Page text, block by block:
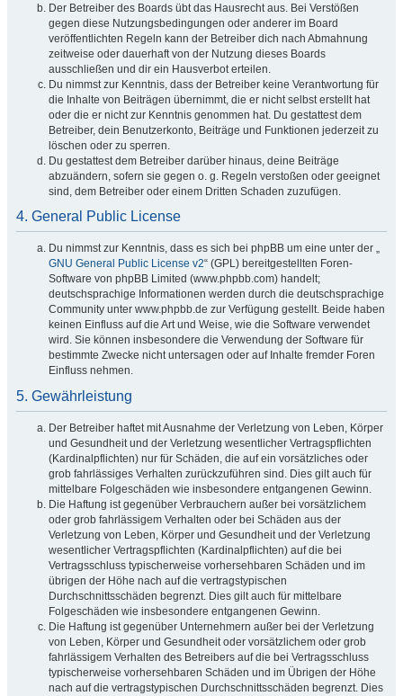
Der Betreiber des Boards übt das Hausrecht aus. Bei Verstößen
gegen diese Nutzungsbedingungen oder anderer im Board
veröffentlichten Regeln kann der Betreiber dich nach Abmahnung
zeitweise oder dauerhaft von der Nutzung dieses Boards
ausschließen und dir ein Hausverbot erteilen.
Du nimmst zur Kenntnis, dass der Betreiber keine Verantwortung für
die Inhalte von Beiträgen übernimmt, die er nicht selbst erstellt hat
oder die er nicht zur Kenntnis genommen hat. Du gestattest dem
Betreiber, dein Benutzerkonto, Beiträge und Funktionen jederzeit zu
löschen oder zu sperren.
Du gestattest dem Betreiber darüber hinaus, deine Beiträge
abzuändern, sofern sie gegen o. g. Regeln verstoßen oder geeignet
sind, dem Betreiber oder einem Dritten Schaden zuzufügen.
4. General Public License
Du nimmst zur Kenntnis, dass es sich bei phpBB um eine unter der „
GNU General Public License v2“ (GPL) bereitgestellten Foren-
Software von phpBB Limited (www.phpbb.com) handelt;
deutschsprachige Informationen werden durch die deutschsprachige
Community unter www.phpbb.de zur Verfügung gestellt. Beide haben
keinen Einfluss auf die Art und Weise, wie die Software verwendet
wird. Sie können insbesondere die Verwendung der Software für
bestimmte Zwecke nicht untersagen oder auf Inhalte fremder Foren
Einfluss nehmen.
5. Gewährleistung
Der Betreiber haftet mit Ausnahme der Verletzung von Leben, Körper
und Gesundheit und der Verletzung wesentlicher Vertragspflichten
(Kardinalpflichten) nur für Schäden, die auf ein vorsätzliches oder
grob fahrlässiges Verhalten zurückzuführen sind. Dies gilt auch für
mittelbare Folgeschäden wie insbesondere entgangenen Gewinn.
Die Haftung ist gegenüber Verbrauchern außer bei vorsätzlichem
oder grob fahrlässigem Verhalten oder bei Schäden aus der
Verletzung von Leben, Körper und Gesundheit und der Verletzung
wesentlicher Vertragspflichten (Kardinalpflichten) auf die bei
Vertragsschluss typischerweise vorhersehbaren Schäden und im
übrigen der Höhe nach auf die vertragstypischen
Durchschnittsschäden begrenzt. Dies gilt auch für mittelbare
Folgeschäden wie insbesondere entgangenen Gewinn.
Die Haftung ist gegenüber Unternehmern außer bei der Verletzung
von Leben, Körper und Gesundheit oder vorsätzlichem oder grob
fahrlässigem Verhalten des Betreibers auf die bei Vertragsschluss
typischerweise vorhersehbaren Schäden und im Übrigen der Höhe
nach auf die vertragstypischen Durchschnittsschäden begrenzt. Dies